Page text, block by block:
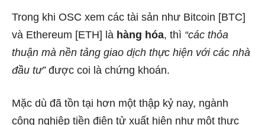
Trong khi OSC xem các tài sản như Bitcoin [BTC]
và Ethereum [ETH] là hàng hóa, thì “các thỏa
thuận mà nền tảng giao dịch thực hiện với các nhà
đầu tư”được coi là chứng khoán.
Mặc dù đã tồn tại hơn một thập kỷ nay, ngành
công nghiệp tiền điện tử xuất hiện như một thực